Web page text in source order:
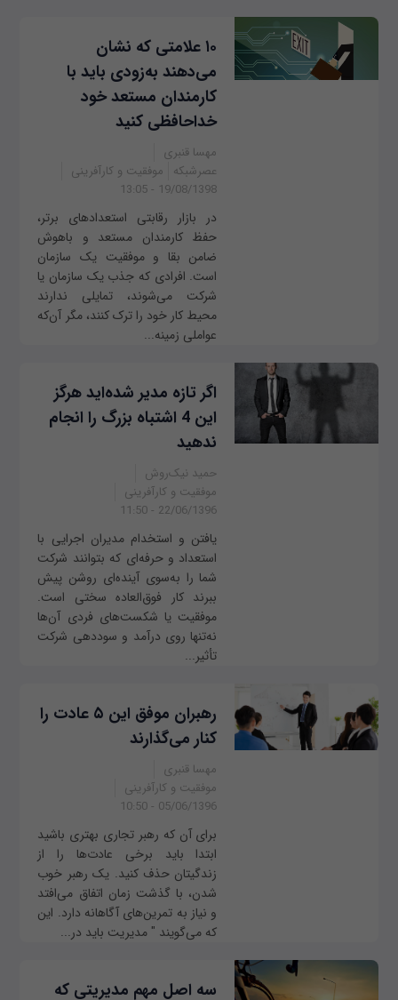
۱۰ علامتی که نشان
می‌دهند به‌زودی باید با
کارمندان مستعد خود
خداحافظی کنید
مهسا قنبری
عصرشبکه
موفقیت و کارآفرینی
19/08/1398 - 13:05
در بازار رقابتی استعدادهای برتر،
حفظ کارمندان مستعد و باهوش
ضامن بقا و موفقیت یک سازمان
است. افرادی که جذب یک سازمان یا
شرکت می‌شوند، تمایلی ندارند
محیط کار خود را ترک کنند، مگر آن‌که
عواملی زمینه‌...
اگر تازه مدیر شده‌اید هرگز
این 4 اشتباه بزرگ را انجام
ندهید
حمید نیک‌روش
موفقیت و کارآفرینی
22/06/1396 - 11:50
یافتن و استخدام مدیران اجرایی با
استعداد و حرفه‌ای که بتوانند شرکت
شما را به‌سوی آینده‌ای روشن پیش
ببرند کار فوق‌العاده سختی است.
موفقیت یا شکست‌های فردی آن‌ها
نه‌تنها روی درآمد و سوددهی شرکت
تأثیر...
رهبران موفق این ۵ عادت را
کنار می‌گذارند
مهسا قنبری
موفقیت و کارآفرینی
05/06/1396 - 10:50
برای آن که رهبر تجاری بهتری باشید
ابتدا باید برخی عادت‌ها را از
زندگیتان حذف کنید. یک رهبر خوب
شدن، با گذشت زمان اتفاق می‌افتد
و نیاز به تمرین‌های آگاهانه دارد. این
که می‌گویند " مدیریت باید در...
سه اصل مهم مدیریتی که